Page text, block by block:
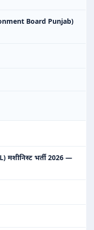
Board Punjab)
मशीनिस्ट भर्ती 2026 —